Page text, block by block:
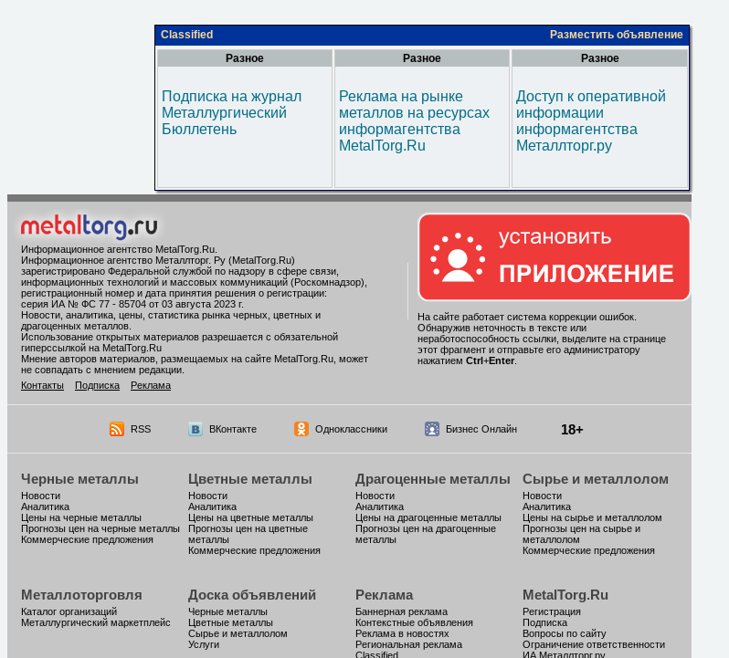
Classified
Разместить объявление
Разное
Подписка на журнал
Металлургический
Бюллетень
Разное
Реклама на рынке
металлов на ресурсах
информагентства
MetalTorg.Ru
Разное
Доступ к оперативной
информации
информагентства
Металлторг.ру
Информационное агентство MetalTorg.Ru
Информационное агентство Металлторг. Ру (MetalTorg.Ru)
зарегистрировано Федеральной службой по надзору в сфере связи,
информационных технологий и массовых коммуникаций (Роскомнадзор),
регистрационный номер и дата принятия решения о регистрации:
серия ИА № ФС 77 - 85704 от 03 августа 2023 г.
Новости, аналитика, цены, статистика рынка черных, цветных и
драгоценных металлов.
Использование открытых материалов разрешается с обязательной
гиперссылкой на MetalTorg.Ru
Мнение авторов материалов, размещаемых на сайте MetalTorg.Ru, может
не совпадать с мнением редакции.
Контакты
Подписка Реклама
На сайте работает система коррекции ошибок.
Обнаружив неточность в тексте или
неработоспособность ссылки, выделите на странице
этот фрагмент и отправьте его администратору
нажатием Ctrl +Enter.
RSS ВКонтакте Одноклассники Бизнес Онлайн 18+
Черные металлы
Новости
Аналитика
Цены на черные металлы
Прогнозы цен на черные металлы
Коммерческие предложения
Цветные металлы
Новости
Аналитика
Цены на цветные металлы
Прогнозы цен на цветные
металлы
Коммерческие предложения
Драгоценные металлы
Новости
Аналитика
Цены на драгоценные металлы
Прогнозы цен на драгоценные
металлы
Сырье и металлолом
Новости
Аналитика
Цены на сырье и металлолом
Прогнозы цен на сырье и
металлолом
Коммерческие предложения
Металлоторговля
Каталог организаций
Металлургический маркетплейс
Доска объявлений
Черные металлы
Цветные металлы
Сырье и металлолом
Услуги
Реклама
Баннерная реклама
Контекстные объявления
Реклама в новостях
Региональная реклама
Classified
MetalTorg.Ru
Регистрация
Подписка
Вопросы по сайту
Ограничение ответственности
ИА Металлторг.ру